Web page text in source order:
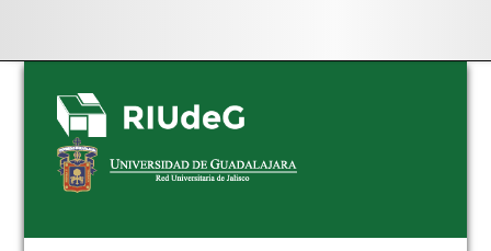
Skip
navigation